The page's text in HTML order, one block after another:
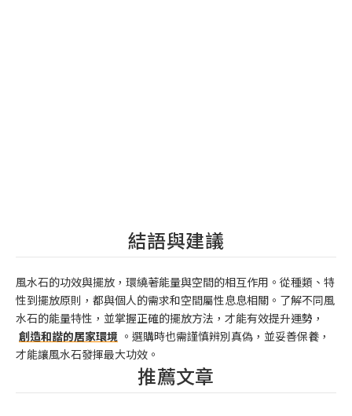
結語與建議
風水石的功效與擺放，環繞著能量與空間的相互作用。從種類、特
性到擺放原則，都與個人的需求和空間屬性息息相關。了解不同風
水石的能量特性，並掌握正確的擺放方法，才能有效提升運勢，
創造和諧的居家環境 。選購時也需謹慎辨別真偽，並妥善保養，
才能讓風水石發揮最大功效。
推薦文章